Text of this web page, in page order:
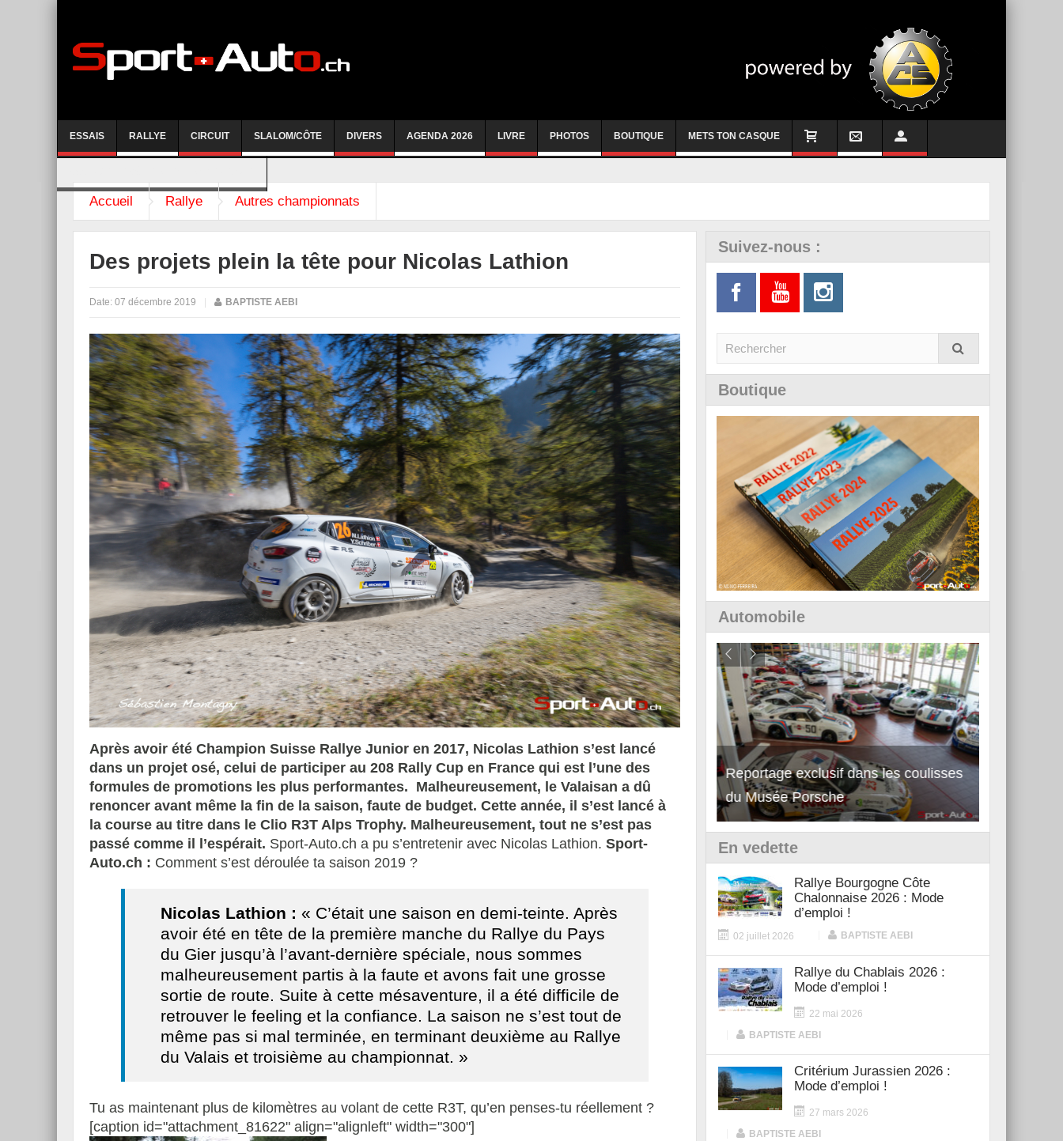
ESSAIS RALLYE CIRCUIT SLALOM/CÔTE DIVERS AGENDA 2026 LIVRE PHOTOS BOUTIQUE METS TON CASQUE
Accueil Rallye Autres championnats
Des projets plein la tête pour Nicolas Lathion
Date: 07 décembre 2019 BAPTISTE AEBI
Après avoir été Champion Suisse Rallye Junior en 2017, Nicolas Lathion s’est lancé
dans un projet osé, celui de participer au 208 Rally Cup en France qui est l’une des
formules de promotions les plus performantes. Malheureusement, le Valaisan a dû
renoncer avant même la fin de la saison, faute de budget. Cette année, il s’est lancé à
la course au titre dans le Clio R3T Alps Trophy. Malheureusement, tout ne s’est pas
passé comme il l’espérait. Sport-Auto.ch a pu s’entretenir avec Nicolas Lathion. Sport-
Auto.ch : Comment s’est déroulée ta saison 2019 ?
Nicolas Lathion : « C’était une saison en demi-teinte. Après
avoir été en tête de la première manche du Rallye du Pays
du Gier jusqu’à l’avant-dernière spéciale, nous sommes
malheureusement partis à la faute et avons fait une grosse
sortie de route. Suite à cette mésaventure, il a été difficile de
retrouver le feeling et la confiance. La saison ne s’est tout de
même pas si mal terminée, en terminant deuxième au Rallye
du Valais et troisième au championnat. »
Tu as maintenant plus de kilomètres au volant de cette R3T, qu’en penses-tu réellement ?
[caption id="attachment_81622" align="alignleft" width="300"]
Suivez-nous :
Boutique
Automobile
Essai – Morgan Supersport
Reportage exclusif dans les coulisses
du Musée Porsche
Découverte de la nouvelle Ferrari
12Cilindri Manuale
En vedette
Rallye Bourgogne Côte
Chalonnaise 2026 : Mode
d’emploi !
02 juillet 2026 BAPTISTE AEBI
Rallye du Chablais 2026 :
Mode d’emploi !
22 mai 2026
BAPTISTE AEBI
Critérium Jurassien 2026 :
Mode d’emploi !
27 mars 2026
BAPTISTE AEBI